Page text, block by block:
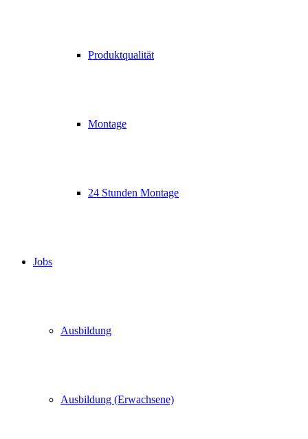
Produktqualität
Montage
24 Stunden Montage
Jobs
Ausbildung
Ausbildung (Erwachsene)